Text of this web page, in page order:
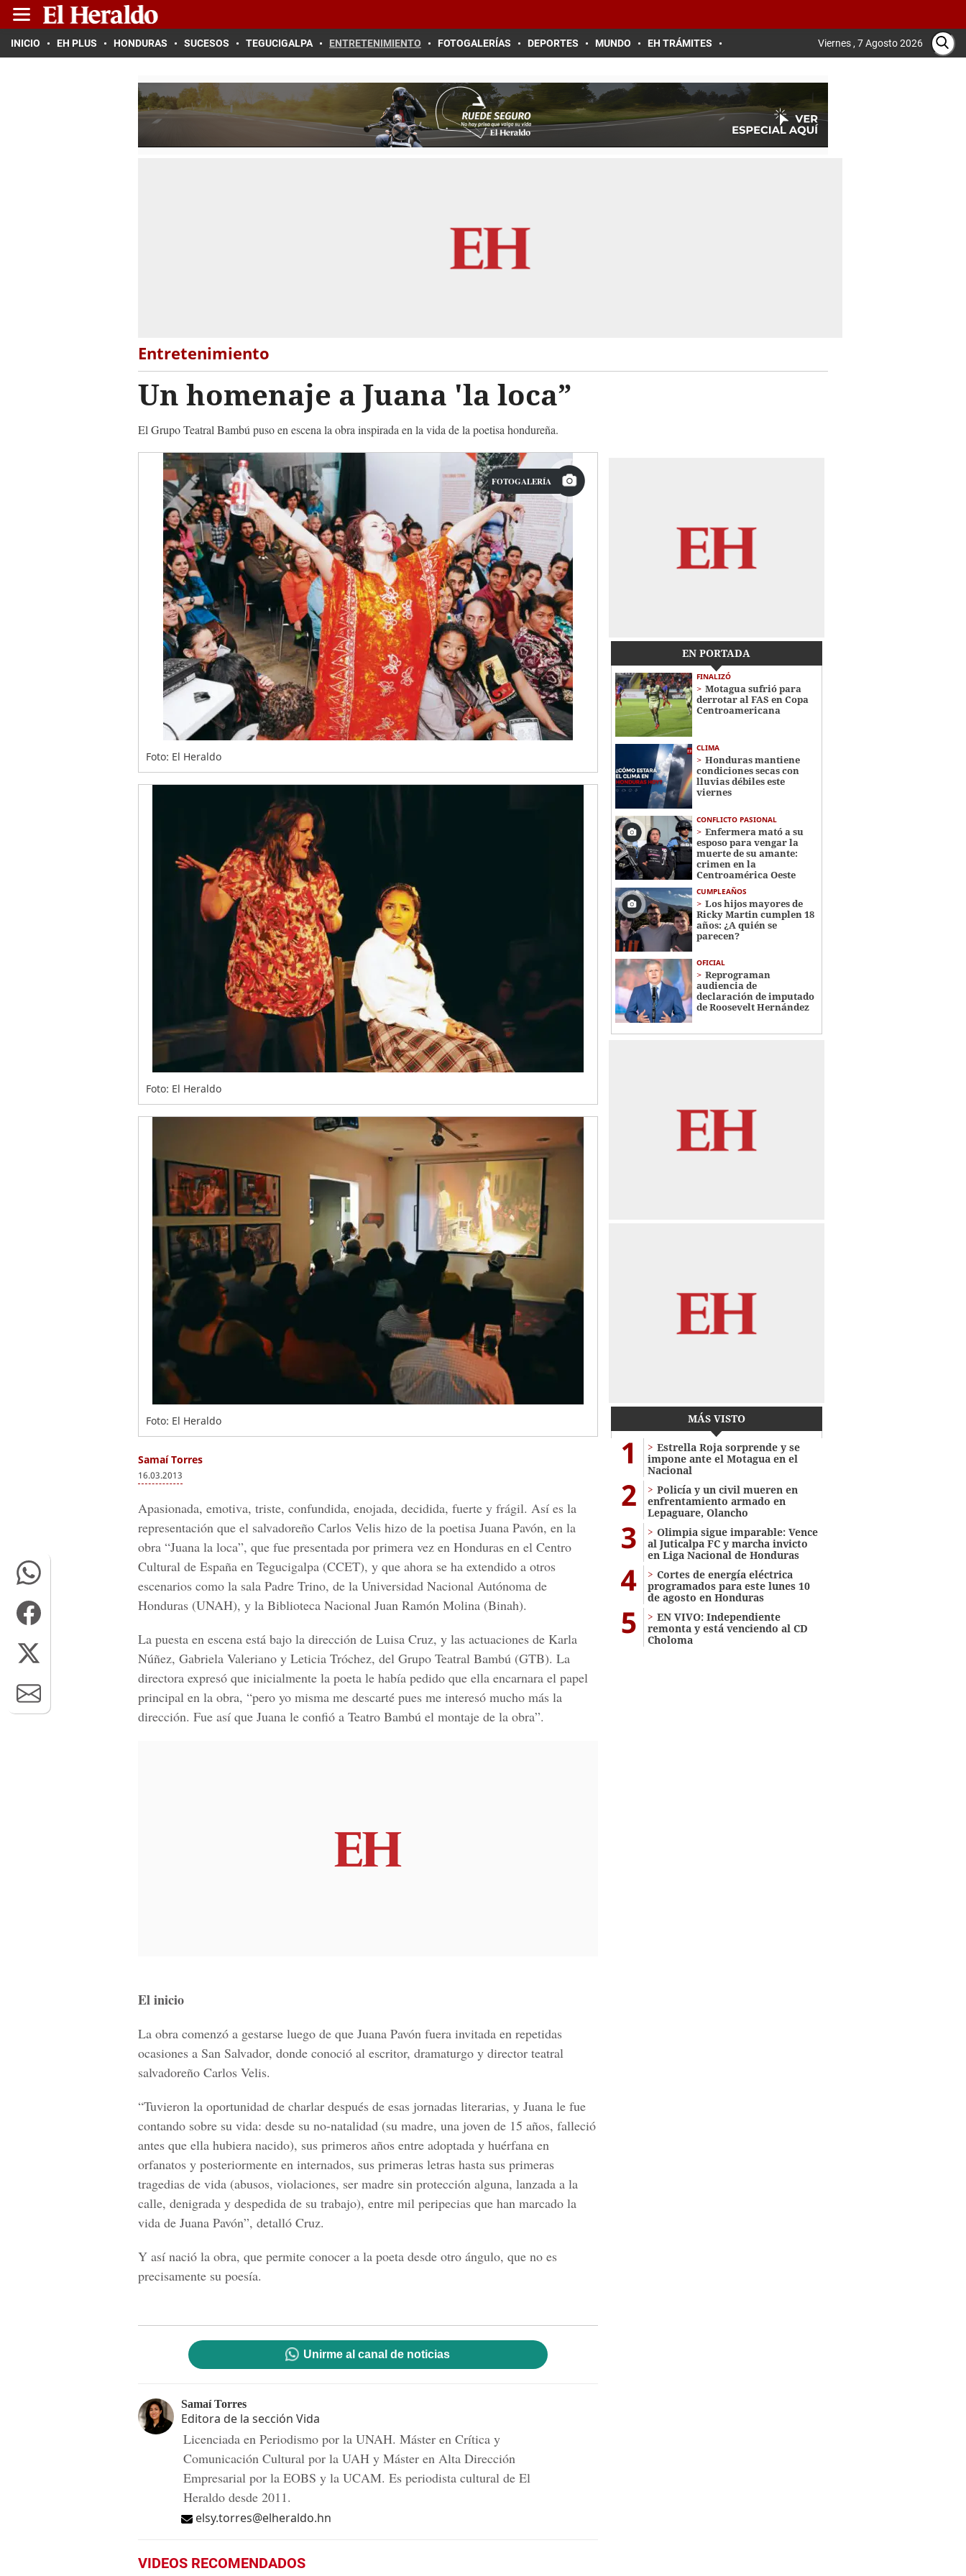
INICIO EH PLUS HONDURAS SUCESOS TEGUCIGALPA ENTRETENIMIENTO FOTOGALERÍAS DEPORTES MUNDO EH TRÁMITES Viernes , 7 Agosto 2026
Entretenimiento
Un homenaje a Juana 'la loca”
El Grupo Teatral Bambú puso en escena la obra inspirada en la vida de la poetisa hondureña.
FOTOGALERÍA
Foto: El Heraldo
Foto: El Heraldo
Foto: El Heraldo
Samaí Torres
16.03.2013
Apasionada, emotiva, triste, confundida, enojada, decidida, fuerte y frágil. Así es la
representación que el salvadoreño Carlos Velis hizo de la poetisa Juana Pavón, en la
obra “Juana la loca”, que fue presentada por primera vez en Honduras en el Centro
Cultural de España en Tegucigalpa (CCET), y que ahora se ha extendido a otros
escenarios como la sala Padre Trino, de la Universidad Nacional Autónoma de
Honduras (UNAH), y la Biblioteca Nacional Juan Ramón Molina (Binah).
La puesta en escena está bajo la dirección de Luisa Cruz, y las actuaciones de Karla
Núñez, Gabriela Valeriano y Leticia Tróchez, del Grupo Teatral Bambú (GTB). La
directora expresó que inicialmente la poeta le había pedido que ella encarnara el papel
principal en la obra, “pero yo misma me descarté pues me interesó mucho más la
dirección. Fue así que Juana le confió a Teatro Bambú el montaje de la obra”.
El inicio
La obra comenzó a gestarse luego de que Juana Pavón fuera invitada en repetidas
ocasiones a San Salvador, donde conoció al escritor, dramaturgo y director teatral
salvadoreño Carlos Velis.
“Tuvieron la oportunidad de charlar después de esas jornadas literarias, y Juana le fue
contando sobre su vida: desde su no-natalidad (su madre, una joven de 15 años, falleció
antes que ella hubiera nacido), sus primeros años entre adoptada y huérfana en
orfanatos y posteriormente en internados, sus primeras letras hasta sus primeras
tragedias de vida (abusos, violaciones, ser madre sin protección alguna, lanzada a la
calle, denigrada y despedida de su trabajo), entre mil peripecias que han marcado la
vida de Juana Pavón”, detalló Cruz.
Y así nació la obra, que permite conocer a la poeta desde otro ángulo, que no es
precisamente su poesía.
Unirme al canal de noticias
Samaí Torres
Editora de la sección Vida
Licenciada en Periodismo por la UNAH. Máster en Crítica y
Comunicación Cultural por la UAH y Máster en Alta Dirección
Empresarial por la EOBS y la UCAM. Es periodista cultural de El
Heraldo desde 2011.
elsy.torres@elheraldo.hn
VIDEOS RECOMENDADOS
EN PORTADA
FINALIZÓ
Motagua sufrió para
derrotar al FAS en Copa
Centroamericana
CLIMA
Honduras mantiene
condiciones secas con
lluvias débiles este
viernes
CONFLICTO PASIONAL
Enfermera mató a su
esposo para vengar la
muerte de su amante:
crimen en la
Centroamérica Oeste
CUMPLEAÑOS
Los hijos mayores de
Ricky Martin cumplen 18
años: ¿A quién se
parecen?
OFICIAL
Reprograman
audiencia de
declaración de imputado
de Roosevelt Hernández
MÁS VISTO
1
Estrella Roja sorprende y se
impone ante el Motagua en el
Nacional
2
Policía y un civil mueren en
enfrentamiento armado en
Lepaguare, Olancho
3
Olimpia sigue imparable: Vence
al Juticalpa FC y marcha invicto
en Liga Nacional de Honduras
4
Cortes de energía eléctrica
programados para este lunes 10
de agosto en Honduras
5
EN VIVO: Independiente
remonta y está venciendo al CD
Choloma